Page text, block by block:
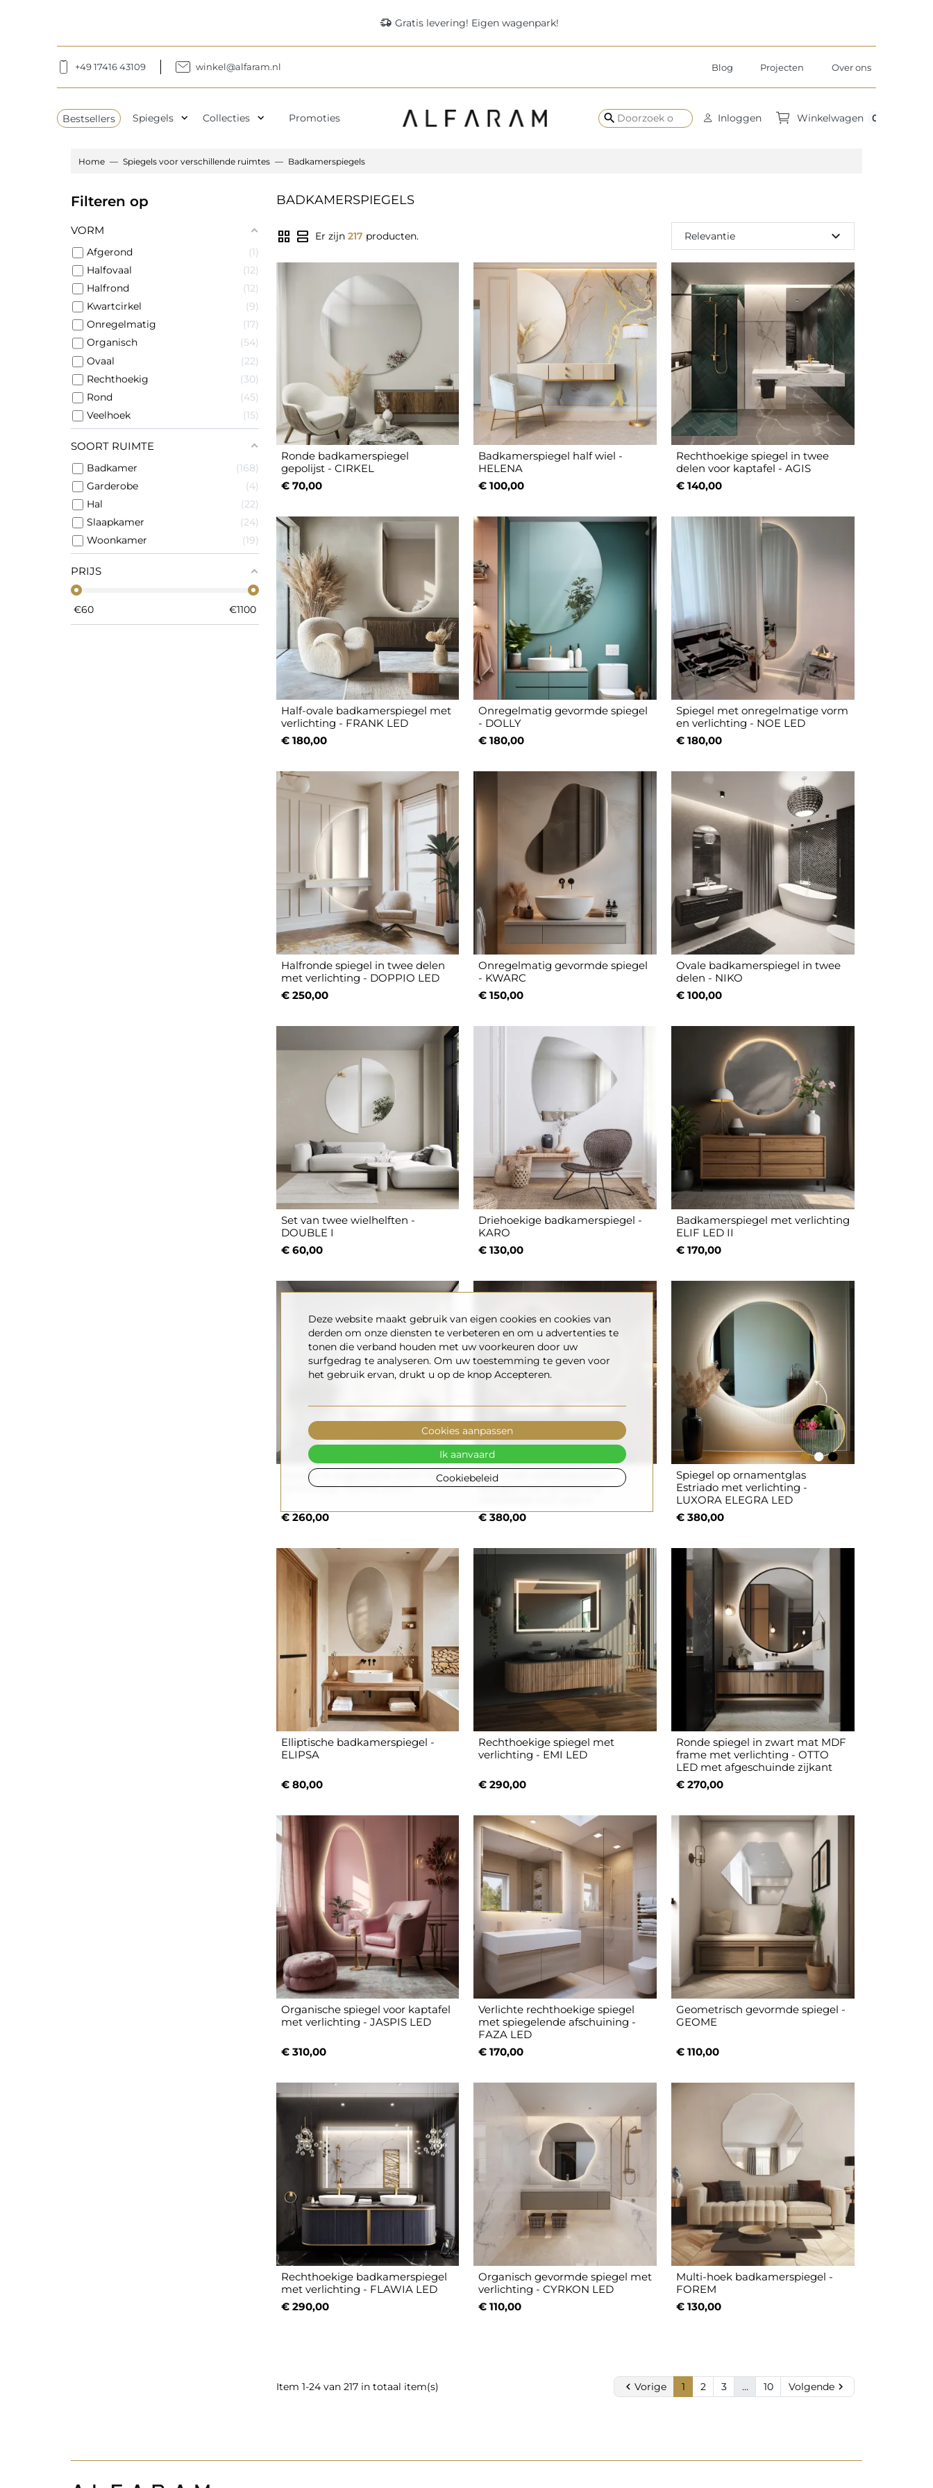
delivery_truck_speed Gratis levering! Eigen wagenpark!
+49 17416 43109 winkel@alfaram.nl Blog Projecten Over ons
Bestsellers Spiegels expand_more Collecties expand_more Promoties search Inloggen Winkelwagen 0
Home Spiegels voor verschillende ruimtes Badkamerspiegels
Filteren op
VORM
Afgerond
1
Halfovaal
12
Halfrond
12
Kwartcirkel
9
Onregelmatig
17
Organisch
54
Ovaal
22
Rechthoekig
30
Rond
45
Veelhoek
15
SOORT RUIMTE
Badkamer
168
Garderobe
4
Hal
22
Slaapkamer
24
Woonkamer
19
PRIJS
€60 €1100
BADKAMERSPIEGELS
grid_view view_agenda Er zijn 217 producten. Relevantie expand_more
Ronde badkamerspiegel
gepolijst - CIRKEL
€ 70,00
Badkamerspiegel half wiel -
HELENA
€ 100,00
Rechthoekige spiegel in twee
delen voor kaptafel - AGIS
€ 140,00
Half-ovale badkamerspiegel met
verlichting - FRANK LED
€ 180,00
Onregelmatig gevormde spiegel
- DOLLY
€ 180,00
Spiegel met onregelmatige vorm
en verlichting - NOE LED
€ 180,00
Halfronde spiegel in twee delen
met verlichting - DOPPIO LED
€ 250,00
Onregelmatig gevormde spiegel
- KWARC
€ 150,00
Ovale badkamerspiegel in twee
delen - NIKO
€ 100,00
Set van twee wielhelften -
DOUBLE I
€ 60,00
Driehoekige badkamerspiegel -
KARO
€ 130,00
Badkamerspiegel met verlichting
ELIF LED II
€ 170,00
Spiegel in organische vorm met
verlichting -TOPAZ LED II
€ 260,00
Set ronde dubbelgeslepen
spiegels met verlichting -
€ 380,00
Spiegel op ornamentglas
Estriado met verlichting -
LUXORA ELEGRA LED
€ 380,00
Elliptische badkamerspiegel -
ELIPSA
€ 80,00
Rechthoekige spiegel met
verlichting - EMI LED
€ 290,00
Ronde spiegel in zwart mat MDF
frame met verlichting - OTTO
LED met afgeschuinde zijkant
€ 270,00
Organische spiegel voor kaptafel
met verlichting - JASPIS LED
€ 310,00
Verlichte rechthoekige spiegel
met spiegelende afschuining -
FAZA LED
€ 170,00
Geometrisch gevormde spiegel -
GEOME
€ 110,00
Rechthoekige badkamerspiegel
met verlichting - FLAWIA LED
€ 290,00
Organisch gevormde spiegel met
verlichting - CYRKON LED
€ 110,00
Multi-hoek badkamerspiegel -
FOREM
€ 130,00
Item 1-24 van 217 in totaal item(s)  Vorige 1 2 3 … 10 Volgende
Deze website maakt gebruik van eigen cookies en cookies van
derden om onze diensten te verbeteren en om u advertenties te
tonen die verband houden met uw voorkeuren door uw
surfgedrag te analyseren. Om uw toestemming te geven voor
het gebruik ervan, drukt u op de knop Accepteren.
Cookiebeleid
Cookies aanpassen
Ik aanvaard